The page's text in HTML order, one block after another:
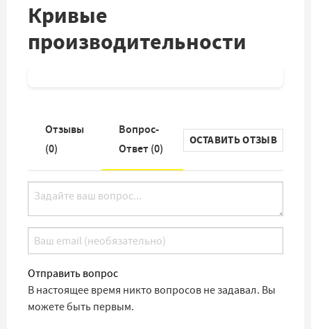
Кривые
производительности
Отзывы
(0)
Вопрос-
Ответ (0)
ОСТАВИТЬ ОТЗЫВ
Отправить вопрос
В настоящее время никто вопросов не задавал. Вы
можете быть первым.